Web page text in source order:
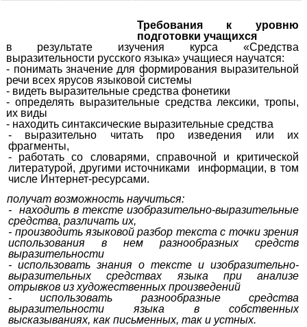
Требования к уровню
подготовки учащихся
в результате изучения курса «Средства
выразительности русского языка» учащиеся научатся:
- понимать значение для формирования выразительной
речи всех ярусов языковой системы
- видеть выразительные средства фонетики
- определять выразительные средства лексики, тропы,
их виды
- находить синтаксические выразительные средства
- выразительно читать про изведения или их
фрагменты,
- работать со словарями, справочной и критической
литературой, другими источниками информации, в том
числе Интернет-ресурсами.
получат возможность научиться:
- находить в тексте изобразительно-выразительные
средства, различать их,
- производить языковой разбор текста с точки зрения
использования в нем разнообразных средств
выразительности
- использовать знания о тексте и изобразительно-
выразительных средствах языка при анализе
отрывков из художественных произведений
- использовать разнообразные средства
выразительности языка в собственных
высказываниях, как письменных, так и устных.